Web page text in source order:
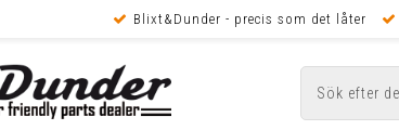
Blixt&Dunder - precis som det låter